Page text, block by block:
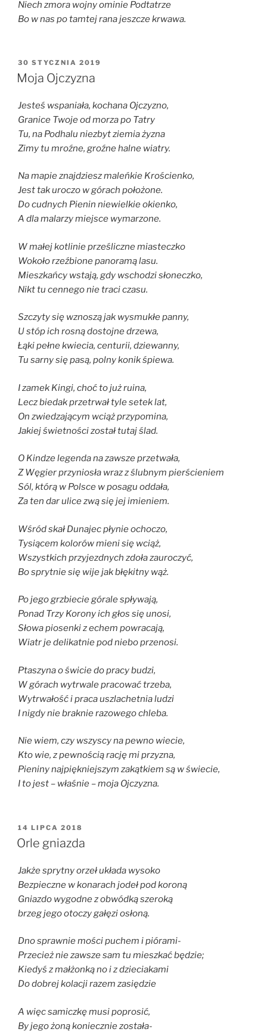
Niech zmora wojny ominie Podtatrze
Bo w nas po tamtej rana jeszcze krwawa.
OPUBLIKOWANE
W
30 STYCZNIA 2019
Moja Ojczyzna
Jesteś wspaniała, kochana Ojczyzno,
Granice Twoje od morza po Tatry
Tu, na Podhalu niezbyt ziemia żyzna
Zimy tu mroźne, groźne halne wiatry.
Na mapie znajdziesz maleńkie Krościenko,
Jest tak uroczo w górach położone.
Do cudnych Pienin niewielkie okienko,
A dla malarzy miejsce wymarzone.
W małej kotlinie prześliczne miasteczko
Wokoło rzeźbione panoramą lasu.
Mieszkańcy wstają, gdy wschodzi słoneczko,
Nikt tu cennego nie traci czasu.
Szczyty się wznoszą jak wysmukłe panny,
U stóp ich rosną dostojne drzewa,
Łąki pełne kwiecia, centurii, dziewanny,
Tu sarny się pasą, polny konik śpiewa.
I zamek Kingi, choć to już ruina,
Lecz biedak przetrwał tyle setek lat,
On zwiedzającym wciąż przypomina,
Jakiej świetności został tutaj ślad.
O Kindze legenda na zawsze przetwała,
Z Węgier przyniosła wraz z ślubnym pierścieniem
Sól, którą w Polsce w posagu oddała,
Za ten dar ulice zwą się jej imieniem.
Wśród skał Dunajec płynie ochoczo,
Tysiącem kolorów mieni się wciąż,
Wszystkich przyjezdnych zdoła zauroczyć,
Bo sprytnie się wije jak błękitny wąż.
Po jego grzbiecie górale spływają,
Ponad Trzy Korony ich głos się unosi,
Słowa piosenki z echem powracają,
Wiatr je delikatnie pod niebo przenosi.
Ptaszyna o świcie do pracy budzi,
W górach wytrwale pracować trzeba,
Wytrwałość i praca uszlachetnia ludzi
I nigdy nie braknie razowego chleba.
Nie wiem, czy wszyscy na pewno wiecie,
Kto wie, z pewnością rację mi przyzna,
Pieniny najpiękniejszym zakątkiem są w świecie,
I to jest – właśnie – moja Ojczyzna.
OPUBLIKOWANE
W
14 LIPCA 2018
Orle gniazda
Jakże sprytny orzeł układa wysoko
Bezpieczne w konarach jodeł pod koroną
Gniazdo wygodne z obwódką szeroką
brzeg jego otoczy gałęzi osłoną.
Dno sprawnie mości puchem i piórami-
Przecież nie zawsze sam tu mieszkać będzie;
Kiedyś z małżonką no i z dzieciakami
Do dobrej kolacji razem zasiędzie
A więc samiczkę musi poprosić,
By jego żoną koniecznie została-